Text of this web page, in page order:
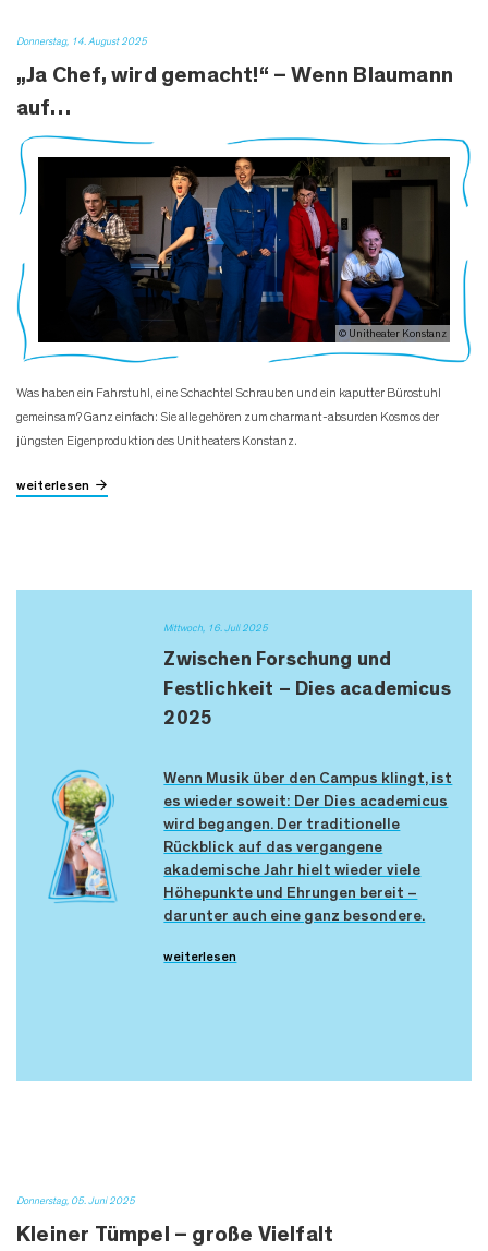
Donnerstag, 14. August 2025
„Ja Chef, wird gemacht!“ – Wenn Blaumann
auf…
© Unitheater Konstanz
Was haben ein Fahrstuhl, eine Schachtel Schrauben und ein kaputter Bürostuhl
gemeinsam? Ganz einfach: Sie alle gehören zum charmant-absurden Kosmos der
jüngsten Eigenproduktion des Unitheaters Konstanz.
weiterlesen
Mittwoch, 16. Juli 2025
Zwischen Forschung und
Festlichkeit – Dies academicus
2025
Wenn Musik über den Campus klingt, ist
es wieder soweit: Der Dies academicus
wird begangen. Der traditionelle
Rückblick auf das vergangene
akademische Jahr hielt wieder viele
Höhepunkte und Ehrungen bereit –
darunter auch eine ganz besondere.
weiterlesen
Donnerstag, 05. Juni 2025
Kleiner Tümpel – große Vielfalt